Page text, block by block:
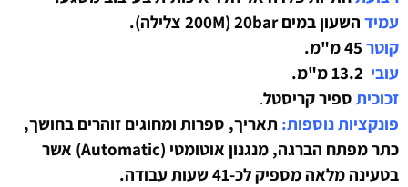
עמיד השעון במים 20bar (200M צלילה).
קוטר 45 מ"מ.
עובי 13.2 מ"מ.
זכוכית ספיר קריסטל.
פונקציות נוספות: תאריך, ספרות ומחוגים זוהרים בחושך,
כתר מפתח הברגה, מנגנון אוטומטי (Automatic) אשר
בטעינה מלאה מספיק לכ-41 שעות עבודה.